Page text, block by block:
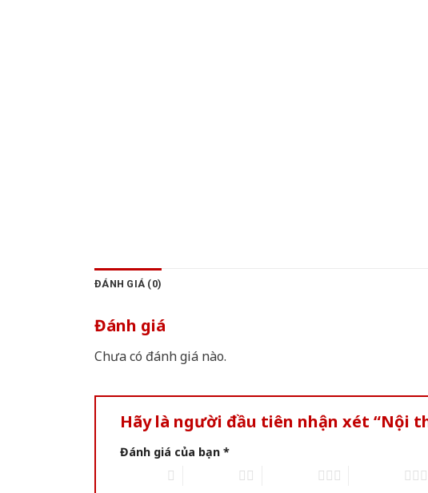
ĐÁNH GIÁ (0)
Đánh giá
Chưa có đánh giá nào.
Hãy là người đầu tiên nhận xét “Nội
Đánh giá của bạn *